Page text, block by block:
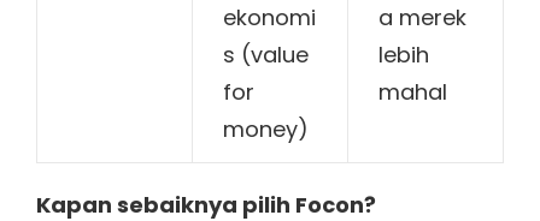
ekonomi
s (value
for
money)
a merek
lebih
mahal
Kapan sebaiknya pilih Focon?